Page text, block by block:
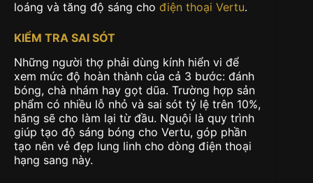
loáng và tăng độ sáng cho điện thoại Vertu.
KIỂM TRA SAI SÓT
Những người thợ phải dùng kính hiển vi để
xem mức độ hoàn thành của cả 3 bước: đánh
bóng, chà nhám hay gọt dũa. Trường hợp sản
phẩm có nhiều lỗ nhỏ và sai sót tỷ lệ trên 10%,
hãng sẽ cho làm lại từ đầu. Nguội là quy trình
giúp tạo độ sáng bóng cho Vertu, góp phần
tạo nên vẻ đẹp lung linh cho dòng điện thoại
hạng sang này.